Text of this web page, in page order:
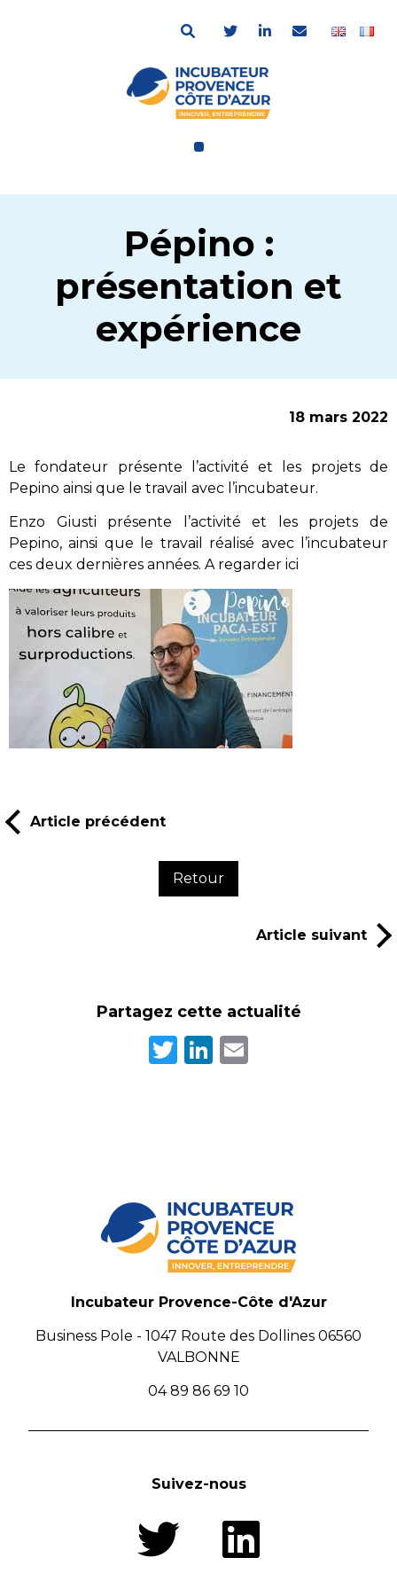
Pépino :
présentation et
expérience
18 mars 2022
Le fondateur présente l’activité et les projets de
Pepino ainsi que le travail avec l’incubateur.
Enzo Giusti présente l’activité et les projets de
Pepino, ainsi que le travail réalisé avec l’incubateur
ces deux dernières années. A regarder ici
Article précédent
Retour
Article suivant
Partagez cette actualité
Twitter
LinkedIn
Incubateur Provence-Côte d'Azur
Business Pole - 1047 Route des Dollines 06560
VALBONNE
04 89 86 69 10
Suivez-nous